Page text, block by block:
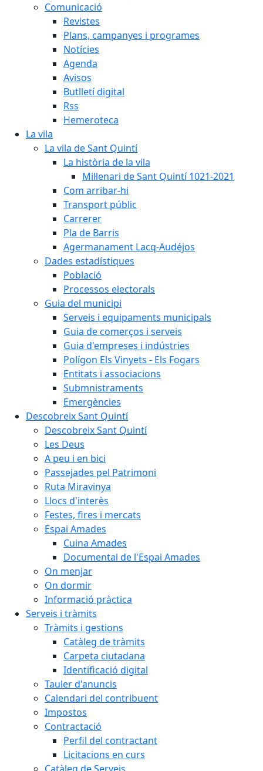
Comunicació
Revistes
Plans, campanyes i programes
Notícies
Agenda
Avisos
Butlletí digital
Rss
Hemeroteca
La vila
La vila de Sant Quintí
La història de la vila
Mil·lenari de Sant Quintí 1021-2021
Com arribar-hi
Transport públic
Carrerer
Pla de Barris
Agermanament Lacq-Audéjos
Dades estadístiques
Població
Processos electorals
Guia del municipi
Serveis i equipaments municipals
Guia de comerços i serveis
Guia d'empreses i indústries
Polígon Els Vinyets - Els Fogars
Entitats i associacions
Submnistraments
Emergències
Descobreix Sant Quintí
Descobreix Sant Quintí
Les Deus
A peu i en bici
Passejades pel Patrimoni
Ruta Miravinya
Llocs d'interès
Festes, fires i mercats
Espai Amades
Cuina Amades
Documental de l'Espai Amades
On menjar
On dormir
Informació pràctica
Serveis i tràmits
Tràmits i gestions
Catàleg de tràmits
Carpeta ciutadana
Identificació digital
Tauler d'anuncis
Calendari del contribuent
Impostos
Contractació
Perfil del contractant
Licitacions en curs